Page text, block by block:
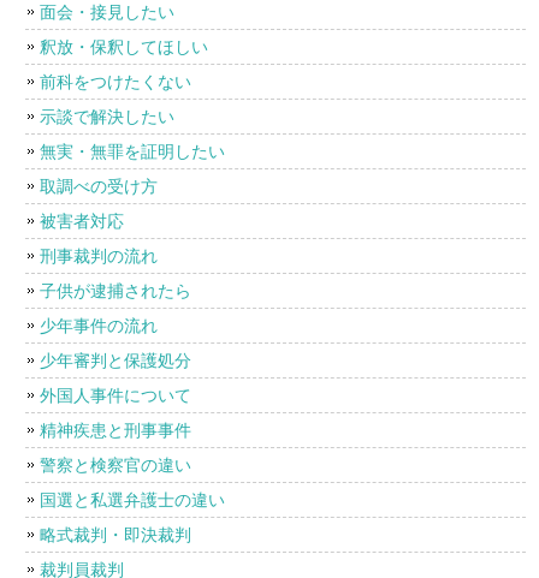
面会・接見したい
釈放・保釈してほしい
前科をつけたくない
示談で解決したい
無実・無罪を証明したい
取調べの受け方
被害者対応
刑事裁判の流れ
子供が逮捕されたら
少年事件の流れ
少年審判と保護処分
外国人事件について
精神疾患と刑事事件
警察と検察官の違い
国選と私選弁護士の違い
略式裁判・即決裁判
裁判員裁判